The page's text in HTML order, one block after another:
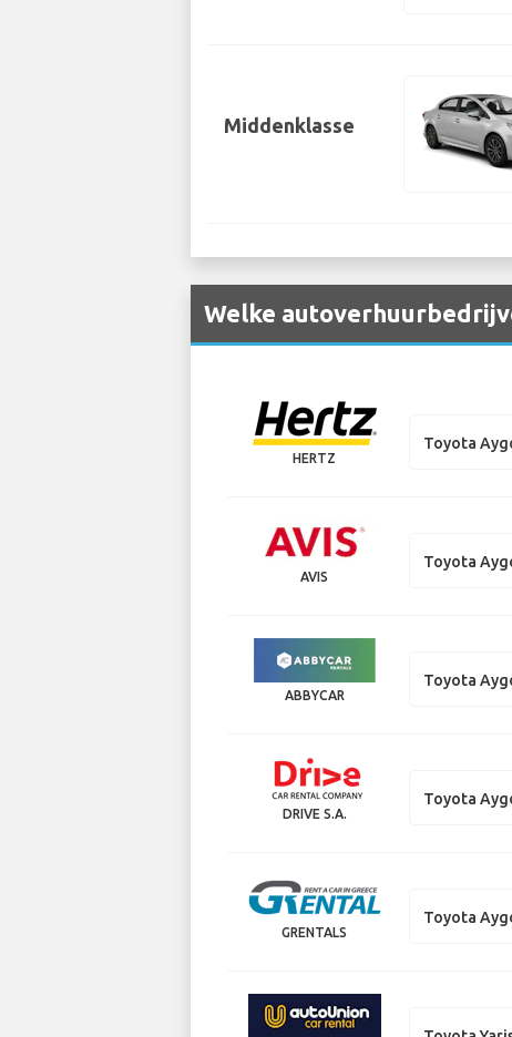
Middenklasse
Welke
HERTZ
Toyota
AVIS
Toyota
ABBYCAR
Toyota
DRIVE S.A.
Toyota
GRENTALS
Toyota